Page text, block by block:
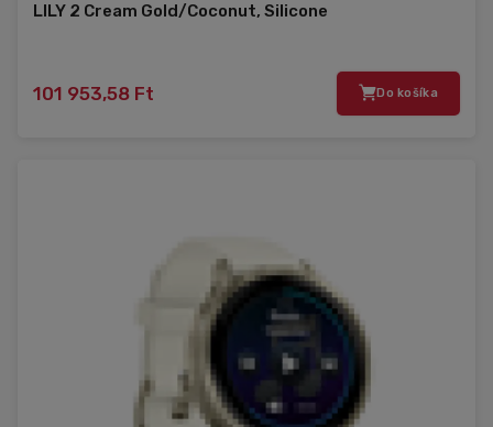
LILY 2 Cream Gold/Coconut, Silicone
101 953,58 Ft Do košíka